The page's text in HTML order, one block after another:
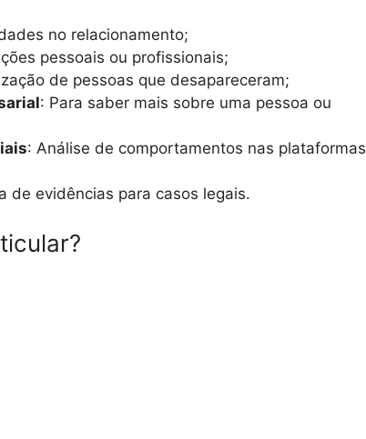
no relacionamento;
pessoais ou profissionais;
de pessoas que desapareceram;
: Para saber mais sobre uma pessoa ou
: Análise de comportamentos nas plataformas
de evidências para casos legais.